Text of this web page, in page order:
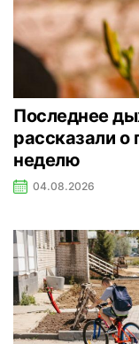
Последнее
рассказали о
неделю
04.08.2026